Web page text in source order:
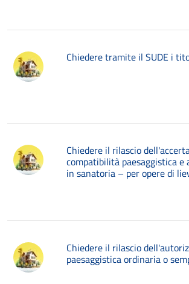
Chiedere tramite il SUDE i
Chiedere il rilascio
compatibilità paesaggistica e
in sanatoria – per opere di
Chiedere il rilascio
paesaggistica ordinaria o